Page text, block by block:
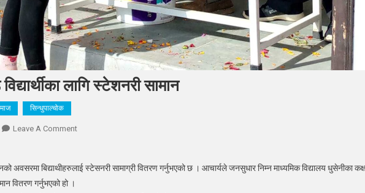
लागि स्टेशनरी सामान
सिन्धुपाल्चोक
Leave A CommentOn
बाँडे
अवसरमा बिद्याथीहरुलाई स्टेसनरी सामाग्री वितरण गर्नुभएको छ । आचार्यले जनसुधार निम्न माध्यमिक विद्यालय धुसेनीका
वितरण गर्नुभएको हो ।